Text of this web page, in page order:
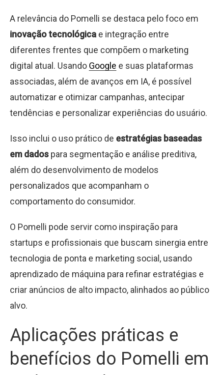
A relevância do Pomelli se destaca pelo foco em
inovação tecnológica e integração entre
diferentes frentes que compõem o marketing
digital atual. Usando Google e suas plataformas
associadas, além de avanços em IA, é possível
automatizar e otimizar campanhas, antecipar
tendências e personalizar experiências do usuário.
Isso inclui o uso prático de estratégias baseadas
em dados para segmentação e análise preditiva,
além do desenvolvimento de modelos
personalizados que acompanham o
comportamento do consumidor.
O Pomelli pode servir como inspiração para
startups e profissionais que buscam sinergia entre
tecnologia de ponta e marketing social, usando
aprendizado de máquina para refinar estratégias e
criar anúncios de alto impacto, alinhados ao público
alvo.
Aplicações práticas e
benefícios do Pomelli em